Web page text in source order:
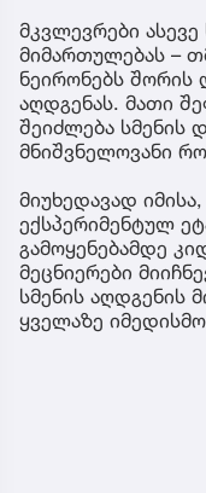
მკვლევრები
მიმართულებას –
ნეირონებს შორის
აღდგენას. მათი
შეიძლება სმენის
მნიშვნელოვანი
მიუხედავად
ექსპერიმენტულ
გამოყენებამდე
მეცნიერები
სმენის
ყველაზე